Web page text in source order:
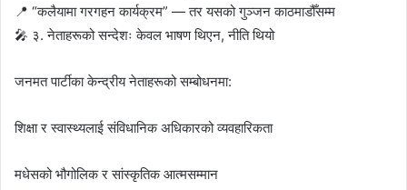
📍 “कलैयामा गरगहन कार्यक्रम” — तर यसको गुञ्जन काठमाडौँसम्म
🎤 ३. नेताहरूको सन्देशः केवल भाषण थिएन, नीति थियो
जनमत पार्टीका केन्द्रीय नेताहरूको सम्बोधनमा:
शिक्षा र स्वास्थ्यलाई संविधानिक अधिकारको व्यवहारिकता
मधेसको भौगोलिक र सांस्कृतिक आत्मसम्मान